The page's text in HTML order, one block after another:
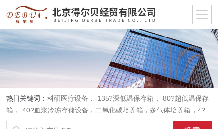
热门关键词：科研医疗设备，-135?深低温保存箱，-80?超低温保存
箱，-40?血浆冷冻存储设备，二氧化碳培养箱，多气体培养箱，4?
血液冷藏箱，药品冷藏箱；实验室设备，环境实验箱，植物培养箱，